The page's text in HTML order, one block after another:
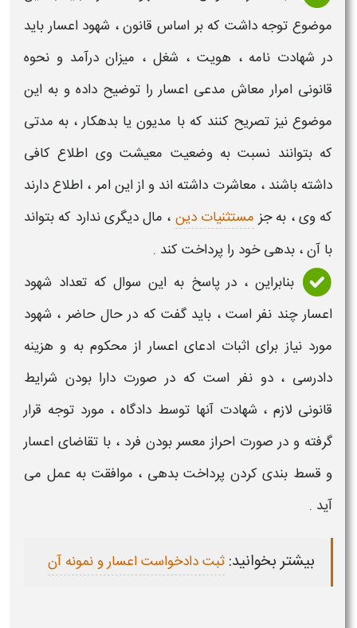
موضوع توجه داشت که بر اساس قانون ، شهود اعسارباید
در شهادت نامه ، هویت ، شغل ، میزان درآمد و نحوه
قانونی امرار معاش مدعی اعسار را توضیح داده و به این
موضوع نیز تصریح کنند که با مدیون یا بدهکار ، به مدتی
که بتوانند نسبت به وضعیت معیشت وی اطلاع کافی
داشته باشند ، معاشرت داشته اند و از این امر ، اطلاع دارند
که وی ، به جز مستثنیات دین ، مال دیگری ندارد که بتواند
با آن ، بدهی خود را پرداخت کند .
بنابراین ، در پاسخ به این سوال کهتعداد شهود
اعسار چند نفر است ، باید گفت که در حال حاضر ، شهود
مورد نیاز برای اثبات ادعای اعساراز محکوم به و هزینه
دادرسی ، دو نفر است که در صورت دارا بودن شرایط
قانونی لازم ، شهادتآنها توسط دادگاه ، مورد توجه قرار
گرفته و در صورت احراز معسربودن فرد ، با تقاضای اعسار
و قسط بندی کردن پرداخت بدهی ، موافقت به عمل می
آید .
بیشتر بخوانید: ثبت دادخواست اعسار و نمونه آن